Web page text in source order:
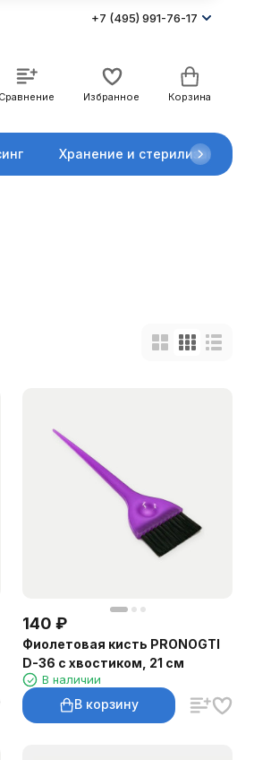
+7 (495) 991-76-17
Сравнение Избранное Корзина
Хранение и стерилизация
140 ₽
Фиолетовая кисть PRONOGTI
D-36 с хвостиком, 21 см
В наличии
В корзину